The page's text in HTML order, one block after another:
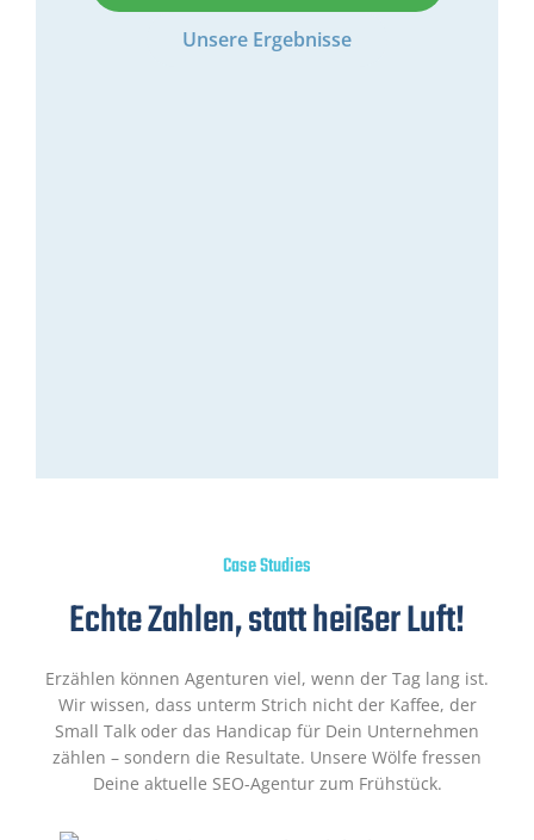
Unsere Ergebnisse
Case Studies
Echte Zahlen, statt heißer Luft!
Erzählen können Agenturen viel, wenn der Tag lang ist.
Wir wissen, dass unterm Strich nicht der Kaffee, der
Small Talk oder das Handicap für Dein Unternehmen
zählen – sondern die Resultate. Unsere Wölfe fressen
Deine aktuelle SEO-Agentur zum Frühstück.